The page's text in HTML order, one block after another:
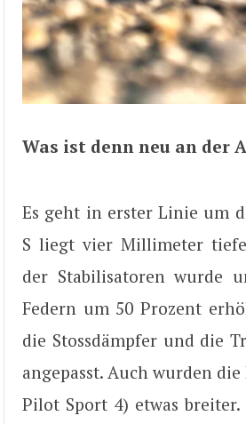
Was ist denn neu an der
Es geht in erster Linie um
S liegt vier Millimeter
der Stabilisatoren wurde
Federn um 50 Prozent
die Stossdämpfer und die
angepasst. Auch wurden
Pilot Sport 4) etwas